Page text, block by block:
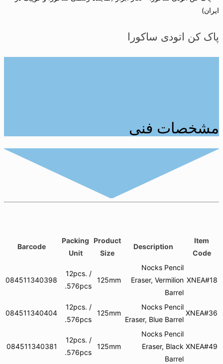
پاک کن اتودی ساکورا
مشخصات فنی
Item
Code
Description
Product
Size
Packing
Unit
Barcode
XNEA#18
Nocks Pencil
Eraser, Vermilion
Barrel
125mm
12pcs. /
576pcs.
084511340398
XNEA#36
Nocks Pencil
Eraser, Blue Barrel
125mm
12pcs. /
576pcs.
084511340404
XNEA#49
Nocks Pencil
Eraser, Black
Barrel
125mm
12pcs. /
576pcs.
084511340381